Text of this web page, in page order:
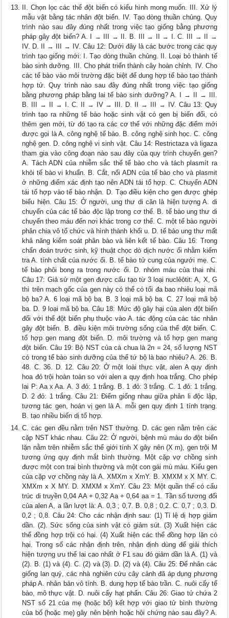
II. Chọn lọc các thể đột biến có kiểu hình mong muốn. III. Xử lý
mẫu vật bằng tác nhân đột biến. IV. Tạo dòng thuần chủng. Quy
trình nào sau đây đúng nhất trong việc tạo giống bằng phương
pháp gây đột biến? A. I → III → II. B. III → II → I. C. III → II →
IV. D. II → III → IV. Câu 12: Dưới đây là các bước trong các quy
trình tạo giống mới: I. Tạo dòng thuần chủng. II. Loại bỏ thành tế
bào sinh dưỡng. III. Cho phát triển thành cây hoàn chỉnh. IV. Cho
các tế bào vào môi trường đặc biệt để dung hợp tế bào tạo thành
hợp tử. Quy trình nào sau đây đúng nhất trong việc tạo giống
bằng phương pháp bằng lai tế bào sinh dưỡng? A. I → II → III.
B. III → II → I. C. II → IV → III. D. II → III → IV. Câu 13: Quy
trình tạo ra những tế bào hoặc sinh vật có gen bị biến đổi, có
thêm gen mới, từ đó tạo ra các cơ thể với những đặc điểm mới
được gọi là A. công nghệ tế bào. B. công nghệ sinh học. C. công
nghệ gen. D. công nghệ vi sinh vật. Câu 14: Restrictaza và ligaza
tham gia vào công đoạn nào sau đây của quy trình chuyển gen?
A. Tách ADN của nhiễm sắc thể tế bào cho và tách plasmít ra
khỏi tế bào vi khuẩn. B. Cắt, nối ADN của tế bào cho và plasmit
ở những điểm xác định tạo nên ADN tái tổ hợp. C. Chuyển ADN
tái tổ hợp vào tế bào nhận. D. Tạo điều kiện cho gen được ghép
biểu hiện. Câu 15: Ở người, ung thư di căn là hiện tượng A. di
chuyển của các tế bào độc lập trong cơ thể. B. tế bào ung thư di
chuyển theo máu đến nơi khác trong cơ thể. C. một tế bào người
phân chia vô tổ chức và hình thành khối u. D. tế bào ung thư mất
khả năng kiểm soát phân bào và liên kết tế bào. Câu 16: Trong
chẩn đoán trước sinh, kỹ thuật chọc dò dịch nước ối nhằm kiểm
tra A. tính chất của nước ối. B. tế bào tử cung của ngưới mẹ. C.
tế bào phôi bong ra trong nước ối. D. nhóm máu của thai nhi.
Câu 17: Giả sử một gen được cấu tạo từ 3 loại nuclêôtit: A, X, G
thì trên mạch gốc của gen này có thể có tối đa bao nhiêu loại mã
bộ ba? A. 6 loại mã bộ ba. B. 3 loại mã bộ ba. C. 27 loại mã bộ
ba. D. 9 loại mã bộ ba. Câu 18: Mức độ gây hại của alen đột biến
đối với thể đột biến phụ thuộc vào A. tác động của các tác nhân
gây đột biến. B. điều kiện môi trường sống của thể đột biến. C.
tổ hợp gen mang đột biến. D. môi trường và tổ hợp gen mang
đột biến. Câu 19: Bộ NST của cà chua là 2n = 24, số lượng NST
có trong tế bào sinh dưỡng của thể tứ bộ là bao nhiêu? A. 26. B.
48. C. 36. D. 12. Câu 20: Ở một loài thực vật, alen A quy định
hoa đỏ trội hoàn toàn so với alen a quy định hoa trắng. Cho phép
lai P: Aa x Aa. A. 3 đỏ: 1 trắng. B. 1 đỏ: 3 trắng. C. 1 đỏ: 1 trắng.
D. 2 đỏ: 1 trắng. Câu 21: Điểm giống nhau giữa phân li độc lập,
tương tác gen, hoán vị gen là A. mỗi gen quy định 1 tính trạng.
B. tạo nhiều biến dị tổ hợp.
C. các gen đều nằm trên NST thường. D. các gen nằm trên các
cặp NST khác nhau. Câu 22: Ở người, bệnh mù màu do đột biến
lặn nằm trên nhiễm sắc thể giới tính X gây nên (X m), gen trội M
tương ứng quy định mắt bình thường. Một cặp vợ chồng sinh
được một con trai bình thường và một con gái mù màu. Kiểu gen
của cặp vợ chồng này là A. XMXm x XmY. B. XMXM x X MY. C.
XMXm x X MY. D. XMXM x XmY. Câu 23: Một quần thể có cấu
trúc di truyền 0,04 AA + 0,32 Aa + 0,64 aa = 1. Tần số tương đối
của alen A, a lần lượt là: A. 0,3 ; 0,7. B. 0,8 ; 0,2. C. 0,7 ; 0,3. D.
0,2 ; 0,8. Câu 24: Cho các nhận định sau: (1) Tỉ lệ dị hợp giảm
dần. (2). Sức sống của sinh vật có giảm sút. (3) Xuất hiện các
thể đồng hợp trội có hại. (4) Xuất hiện các thể đồng hợp lặn có
hại. Trong số các nhận định trên, nhận định dùng để giải thích
hiện tượng ưu thế lai cao nhất ở F1 sau đó giảm dần là A. (1) và
(2). B. (1) và (4). C. (2) và (3). D. (2) và (4). Câu 25: Để nhân các
giống lan quý, các nhà nghiên cứu cây cảnh đã áp dụng phương
pháp A. nhân bản vô tính. B. dung hợp tế bào trần. C. nuôi cấy tế
bào, mô thực vật. D. nuôi cấy hạt phấn. Câu 26: Giao tử chứa 2
NST số 21 của mẹ (hoặc bố) kết hợp với giao tử bình thường
của bố (hoặc mẹ) gây nên bệnh hoặc hội chứng nào sau đây? A.